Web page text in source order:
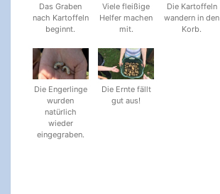
Das Graben
nach Kartoffeln
beginnt.
Viele fleißige
Helfer machen
mit.
Die Kartoffeln
wandern in den
Korb.
Die Engerlinge
wurden
natürlich
wieder
eingegraben.
Die Ernte fällt
gut aus!